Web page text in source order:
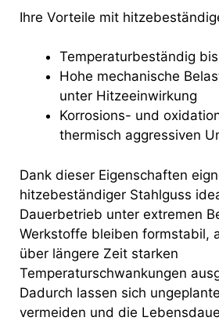
Ihre Vorteile mit
Temperaturbeständig
Hohe mechanische
unter Hitzeeinwirkung
Korrosions- und
thermisch aggressiven
Dank dieser Eigenschaften
hitzebeständiger Stahlguss
Dauerbetrieb unter extremen
Werkstoffe bleiben formstabil,
über längere Zeit starken
Temperaturschwankungen
Dadurch lassen sich
vermeiden und die